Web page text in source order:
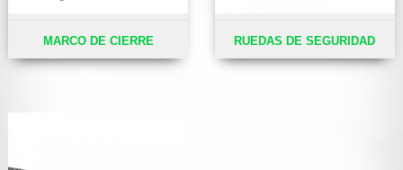
MARCO DE CIERRE RUEDAS DE SEGURIDAD